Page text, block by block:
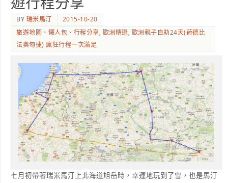
BY 瑞米馬汀
2015-10-20
旅遊地圖、懶人包、行程分享, 歐洲精選, 歐洲親子自助24天(荷德比
法奧匈捷) 瘋狂行程一次滿足
七月初帶著瑞米馬汀上北海道旭岳時，幸運地玩到了雪，也是馬汀